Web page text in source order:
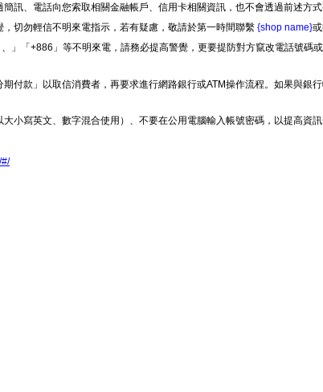
訊、電話向您索取相關金融帳戶、信用卡相關資訊，也不會透過前述方式
切勿輕信不明來電指示，若有疑慮，敬請於第一時間聯繫 {shop name}
」「+886」等不明來電，請務必提高警覺，更要提防對方竄改電話號
付款」以取信消費者，再要求進行網路銀行或ATM操作流程。如果與
小寫英文、數字混合使用）、不要在公用電腦輸入帳號密碼，以提高資訊
#/